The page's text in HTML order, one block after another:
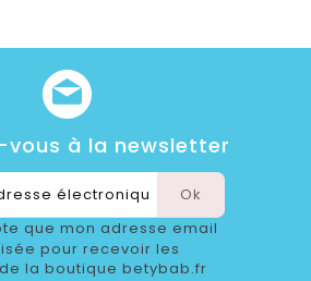
vous à la newsletter
que mon adresse email
pour recevoir les
la boutique betybab.fr